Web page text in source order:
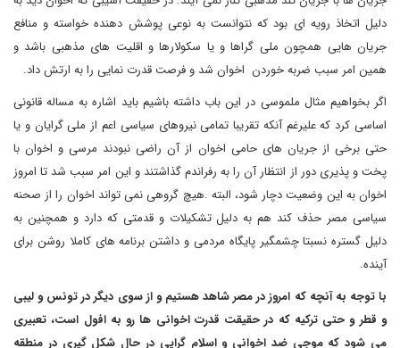
دلیل اتخاذ رویه ای بود که نتوانست به نوعی پوشش دهنده خواسته و منافع
جریان هایی همچون ملی گراها و یا سکولارها و اقلیت های مذهبی باشد و
همین امر سبب ضربه خوردن اخوان شد و فرصت قدرت نمایی را به ارتش داد.
اگر بخواهیم مثال ملموسی در این باب داشته باشیم باید اشاره به مساله قانونی
اساسی کرد که علیرغم آنکه تقریبا تمامی نیروهای سیاسی اعم از ملی گرایان و یا
حتی برخی از جریان های حامی اخوان از آن راضی نبودند مرسی و اخوان با
پخت و پذیری دور از انتظار آن را به رفراندم گذاشتند و این امر سبب شد تا امروز
اخوان به این وضعیت دچار شود، البته .هیچ گروهی نمی تواند اخوان را از صحنه
سیاسی مصر حذف کند هم به دلیل تشکیلات و قدمتی که دارد و همچنین به
دلیل گستره نسبتا چشمگیر پایگاه مردمی و داشتن برنامه های کاملا روشن برای
آینده.
با توجه به آنچه که امروز در مصر شاهد هستیم و از سوی دیگر در تونس و لیبی
و قطر و حتی ترکیه که در حقیقت قدرت اخوانی ها رو به افول است، تعبیری
می شود که موجی ضد اخوانی و اسلام گرایی در حال شکل گیری در منطقه